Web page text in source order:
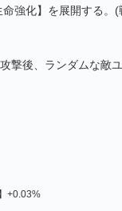
強化】を展開する。
撃後、ランダムな敵
+0.03%